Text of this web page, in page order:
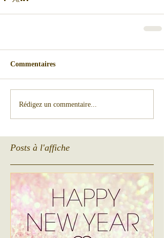
Commentaires
Rédigez un commentaire...
Posts à l'affiche